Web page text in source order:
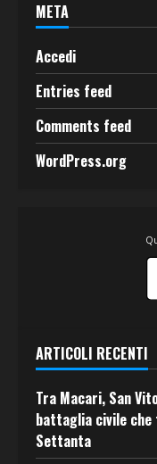
META
Accedi
Entries feed
Comments feed
WordPress.org
ARTICOLI RECENTI
Tra Macari, San
battaglia civile
Settanta